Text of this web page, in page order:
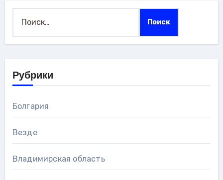
Рубрики
Болгария
Везде
Владимирская область